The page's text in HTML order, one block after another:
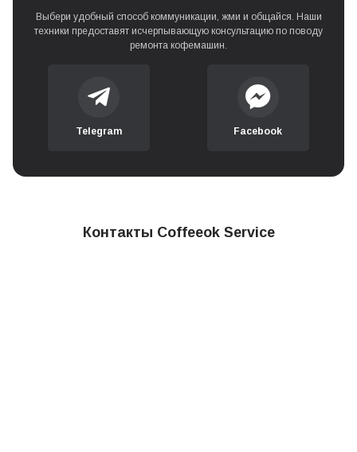
Выбери удобный способ коммуникации, жми и общайся. Наши
техники предоставят исчерпывающую консультацию по поводу
ремонта кофемашин.
Telegram Facebook
Контакты Coffeeok Service